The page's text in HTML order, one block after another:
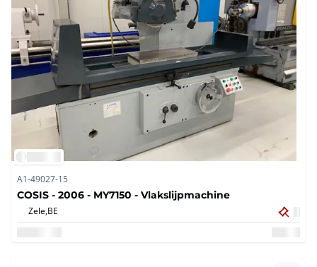
A1-49027-15
COSIS - 2006 - MY7150 - Vlakslijpmachine
Zele,BE